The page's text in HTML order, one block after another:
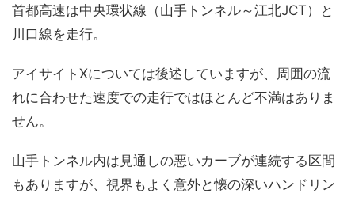
首都高速は中央環状線（山手トンネル～江北JCT）と
川口線を走行。
アイサイトXについては後述していますが、周囲の流
れに合わせた速度での走行ではほとんど不満はありま
せん。
山手トンネル内は見通しの悪いカーブが連続する区間
もありますが、視界もよく意外と懐の深いハンドリン